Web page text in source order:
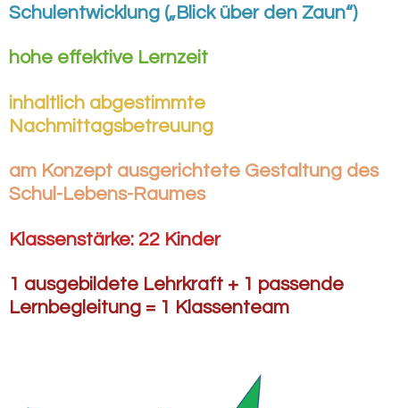
Schulentwicklung („Blick über den Zaun“)
hohe effektive Lernzeit
inhaltlich abgestimmte
Nachmittagsbetreuung
am Konzept ausgerichtete Gestaltung des
Schul-Lebens-Raumes
Klassenstärke: 22 Kinder
1 ausgebildete Lehrkraft + 1 passende
Lernbegleitung = 1 Klassenteam